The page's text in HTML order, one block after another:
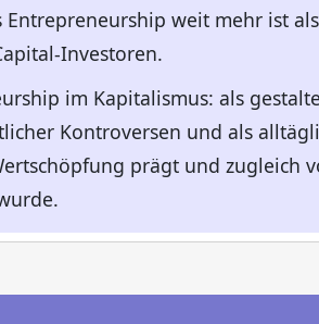
weit mehr ist
Investoren.
im Kapitalismus: als
Kontroversen und als
prägt und zugleich